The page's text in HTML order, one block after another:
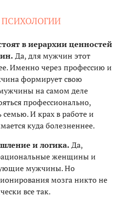
в иерархии ценностей
Да, для мужчин этот
Именно через профессию и
формирует свою
на самом деле
профессионально,
И крах в работе и
куда болезненнее.
и логика. Да,
женщины и
мужчины. Но
мозга никто не
все так.